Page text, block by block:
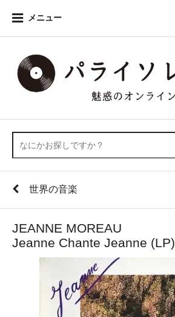
メニュー
世界の音楽
JEANNE MOREAU
Jeanne Chante Jeanne (LP)